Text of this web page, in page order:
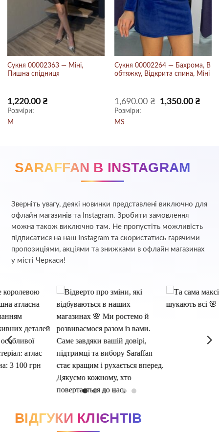
Сукня 00002363 — Міні,
Пишна спідниця
1,220.00 ₴
Розміри:
M
Сукня 00002264 — Бахрома, В
обтяжку, Відкрита спина, Міні
1,690.00₴
Оригінальна
ціна:
1,350.00₴
Розміри:
MS
SARAFFAN В INSTAGRAM
Зверніть увагу, деякі новинки представлені виключно для
офлайн магазинів та Instagram. Зробити замовлення
можна також виключно там. Не пропустіть можливість
підписатися на наш Instagram та скористатись гарячими
пропозиціями, акціями та знижками в офлайн магазинах
у місті Черкаси!
ВІДГУКИ КЛІЄНТІВ